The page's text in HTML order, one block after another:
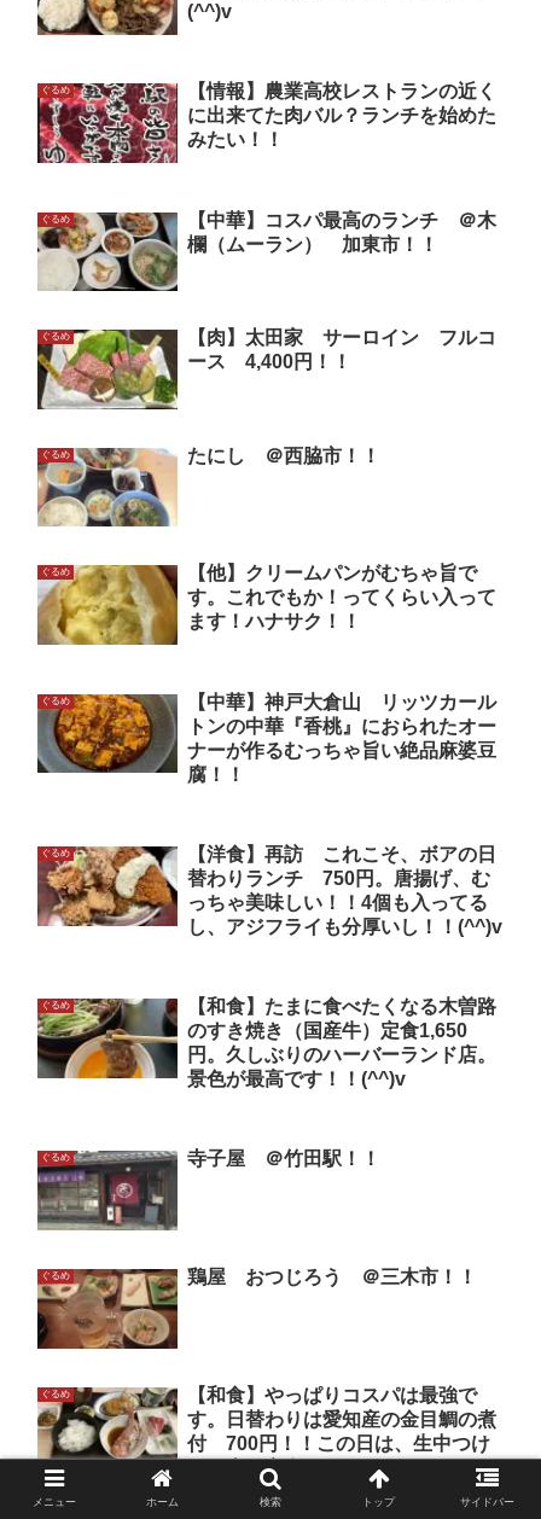
(^^)v
ぐるめ
【情報】農業高校レストランの近く
に出来てた肉バル？ランチを始めた
みたい！！
ぐるめ
【中華】コスパ最高のランチ ＠木
欄（ムーラン） 加東市！！
ぐるめ
【肉】太田家 サーロイン フルコ
ース 4,400円！！
ぐるめ たにし ＠西脇市！！
ぐるめ
【他】クリームパンがむちゃ旨で
す。これでもか！ってくらい入って
ます！ハナサク！！
ぐるめ
【中華】神戸大倉山 リッツカール
トンの中華『香桃』におられたオー
ナーが作るむっちゃ旨い絶品麻婆豆
腐！！
ぐるめ
【洋食】再訪 これこそ、ボアの日
替わりランチ 750円。唐揚げ、む
っちゃ美味しい！！4個も入ってる
し、アジフライも分厚いし！！(^^)v
ぐるめ
【和食】たまに食べたくなる木曽路
のすき焼き（国産牛）定食1,650
円。久しぶりのハーバーランド店。
景色が最高です！！(^^)v
ぐるめ 寺子屋 ＠竹田駅！！
ぐるめ 鶏屋 おつじろう ＠三木市！！
ぐるめ
【和食】やっぱりコスパは最強で
す。日替わりは愛知産の金目鯛の煮
付 700円！！この日は、生中つけ
て、喜び定食1,000円！！(^^)v
メニュー ホーム 検索 トップ サイドバー